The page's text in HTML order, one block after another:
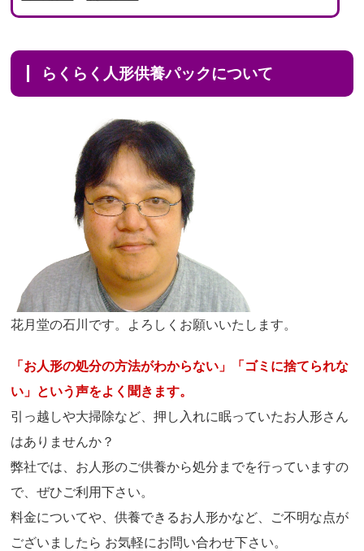
らくらく人形供養パックについて
花月堂の石川です。よろしくお願いいたします。
「お人形の処分の方法がわからない」「ゴミに捨てられな
い」という声をよく聞きます。
引っ越しや大掃除など、押し入れに眠っていたお人形さん
はありませんか？
弊社では、お人形のご供養から処分までを行っていますの
で、ぜひご利用下さい。
料金についてや、供養できるお人形かなど、ご不明な点が
ございましたら お気軽にお問い合わせ下さい。